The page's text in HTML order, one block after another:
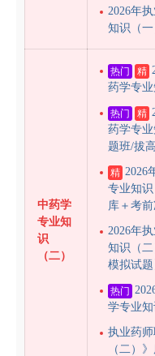
2026年
知识（
中药学
专业知
识
（二）
热门 精
药学专
热门 精
药学专
题班/拔
精 2026
专业知
库＋考前
2026年
知识（
模拟试
热门
学专业
执业药
（二）